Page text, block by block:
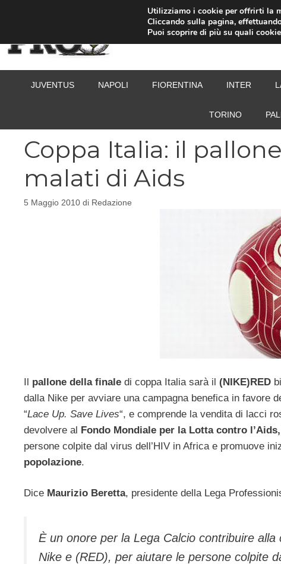
JUVENTUS NAPOLI FIORENTINA INTER
TORINO
Coppa Italia: il
malati di Aids
5 Maggio 2010 di Redazione
Il pallone della finale di coppa Italia sarà il (NIKE)RED
dalla Nike per avviare una campagna benefica in favore
“Lace Up. Save Lives“, e comprende la vendita di lacci
devolvere al Fondo Mondiale per la Lotta contro
persone colpite dal virus dell’HIV in Africa e promuove
popolazione.
Dice Maurizio Beretta, presidente della Lega
È un onore per la Lega Calcio contribuire
Nike e (RED), per aiutare le persone colpite
Utilizziamo i cookie per offrirti la
Cliccando sulla pagina,
Puoi scoprire di più su quali